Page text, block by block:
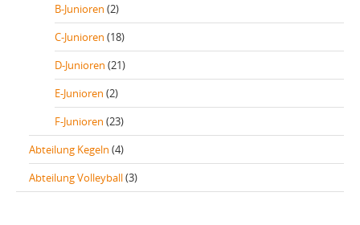
B-Junioren (2)
C-Junioren (18)
D-Junioren (21)
E-Junioren (2)
F-Junioren (23)
Abteilung Kegeln (4)
Abteilung Volleyball(3)